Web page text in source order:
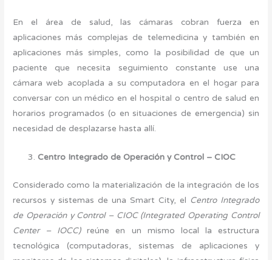
En el área de salud, las cámaras cobran fuerza en
aplicaciones más complejas de telemedicina y también en
aplicaciones más simples, como la posibilidad de que un
paciente que necesita seguimiento constante use una
cámara web acoplada a su computadora en el hogar para
conversar con un médico en el hospital o centro de salud en
horarios programados (o en situaciones de emergencia) sin
necesidad de desplazarse hasta allí.
Centro Integrado de Operación y Control – CIOC
Considerado como la materialización de la integración de los
recursos y sistemas de una Smart City, el Centro Integrado
de Operación y Control – CIOC (Integrated Operating Control
Center – IOCC)reúne en un mismo local la estructura
tecnológica (computadoras, sistemas de aplicaciones y